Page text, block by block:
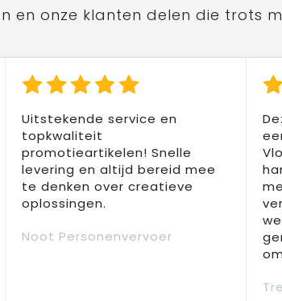
en onze klanten delen die trots
Uitstekende service en
topkwaliteit
promotieartikelen! Snelle
levering en altijd bereid mee
te denken over creatieve
oplossingen.
Noot Personenvervoer